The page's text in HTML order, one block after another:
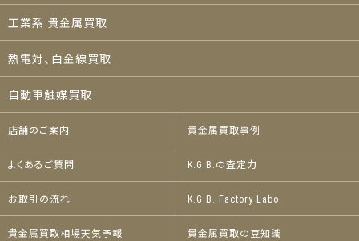
工業系 貴金属買取
熱電対、白金線買取
自動車触媒買取
店舗のご案内 貴金属買取事例
よくあるご質問 K.G.B.の査定力
お取引の流れ K.G.B. Factory Labo.
貴金属買取相場天気予報 貴金属買取の豆知識